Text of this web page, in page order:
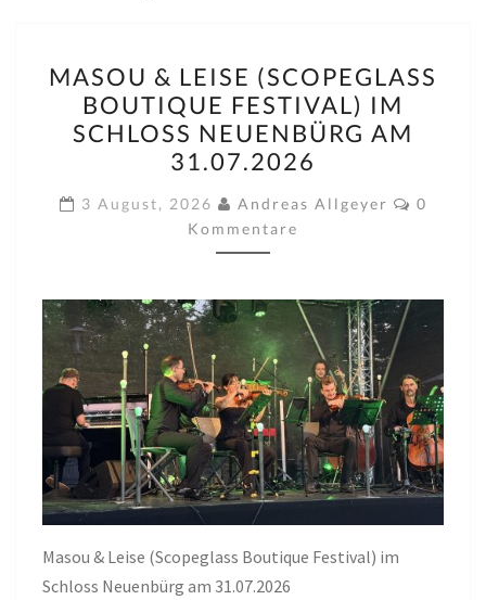
&
LEISE
(SCOPEGLASS
BOUTIQUE
FESTIVAL)
IM
SCHLOSS
AM
31.07.2026
MASOU & LEISE (SCOPEGLASS
BOUTIQUE FESTIVAL) IM
SCHLOSS NEUENBÜRG AM
31.07.2026
3 August, 2026 Andreas Allgeyer
0
Kommentare
Masou & Leise (Scopeglass Boutique Festival) im
Schloss Neuenbürg am 31.07.2026